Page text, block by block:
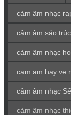
cảm âm nhạc
cảm âm sáo
cảm âm nhạc
cam am hay ve
cảm âm nhạc
cảm âm nhạc